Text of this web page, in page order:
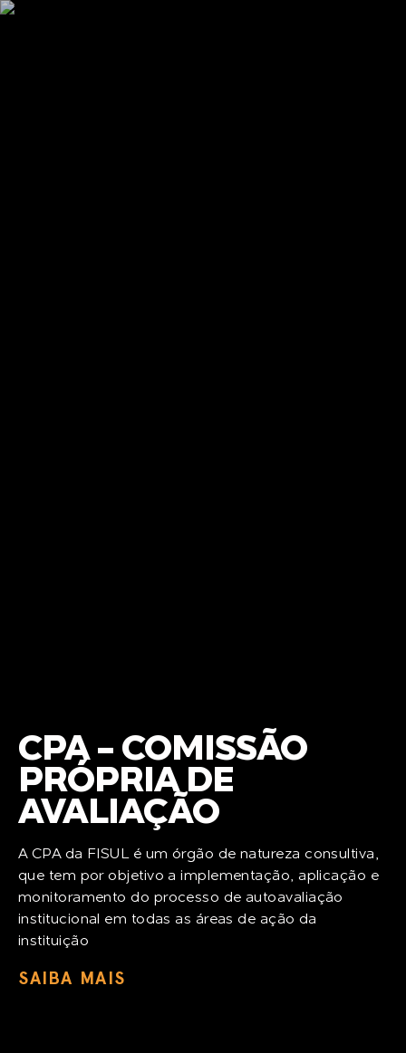
CPA - COMISSÃO
PRÓPRIA DE
AVALIAÇÃO
A CPA da FISUL é um órgão de natureza consultiva,
que tem por objetivo a implementação, aplicação e
monitoramento do processo de autoavaliação
institucional em todas as áreas de ação da
instituição
SAIBA MAIS